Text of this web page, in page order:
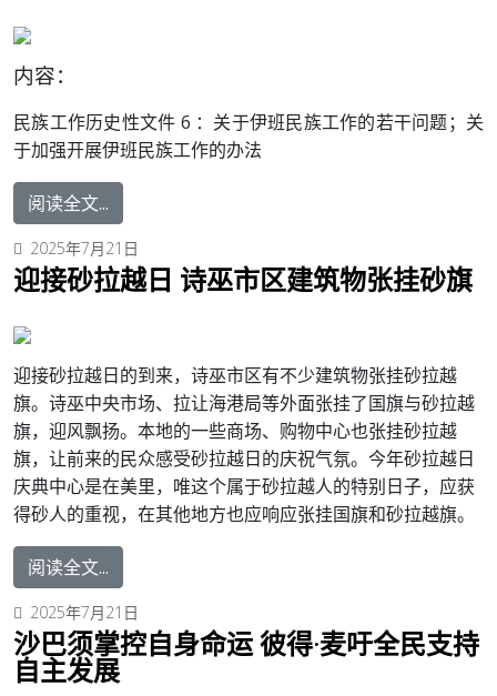
内容：
民族工作历史性文件 6 ： 关于伊班民族工作的若干问题；关
于加强开展伊班民族工作的办法
阅读全文...
2025年7月21日
迎接砂拉越日 诗巫市区建筑物张挂砂旗
迎接砂拉越日的到来，诗巫市区有不少建筑物张挂砂拉越
旗。 诗巫中央市场、拉让海港局等外面张挂了国旗与砂拉越
旗，迎风飘扬。 本地的一些商场、购物中心也张挂砂拉越
旗，让前来的民众感受砂拉越日的庆祝气氛。今年砂拉越日
庆典中心是在美里，唯这个属于砂拉越人的特别日子，应获
得砂人的重视，在其他地方也应响应张挂国旗和砂拉越旗。
阅读全文...
2025年7月21日
沙巴须掌控自身命运 彼得·麦吁全民支持
自主发展